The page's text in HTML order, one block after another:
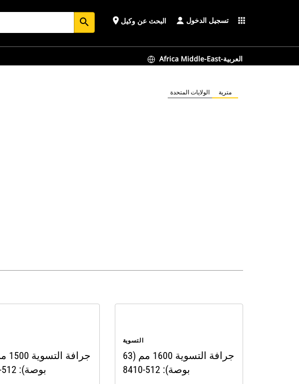
search place البحث عن وكيل تسجيل الدخول apps
Africa Middle-East-العربية
الولايات المتحدة مترية
بوصة): 512-8394
التسوية
جرافة التسوية 1600 مم (63
بوصة): 512-8410